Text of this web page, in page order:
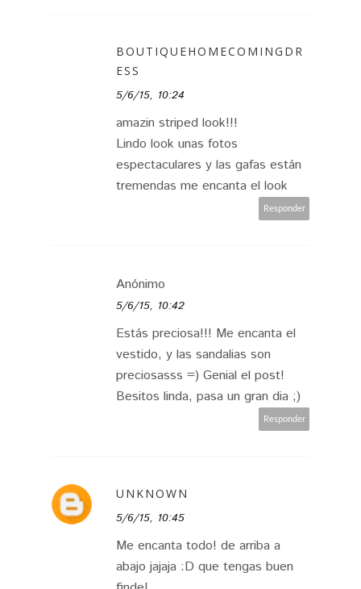
BOUTIQUEHOMECOMINGDR
ESS
5/6/15, 10:24
amazin striped look!!!
Lindo look unas fotos
espectaculares y las gafas están
tremendas me encanta el look
Responder
Anónimo
5/6/15, 10:42
Estás preciosa!!! Me encanta el
vestido, y las sandalias son
preciosasss =) Genial el post!
Besitos linda, pasa un gran dia ;)
Responder
UNKNOWN
5/6/15, 10:45
Me encanta todo! de arriba a
abajo jajaja :D que tengas buen